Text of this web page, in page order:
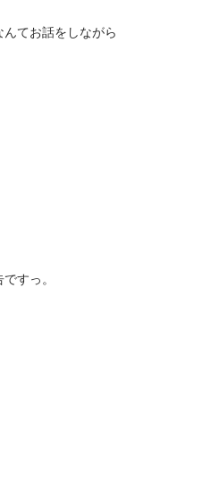
てお話をしながら
すっ。